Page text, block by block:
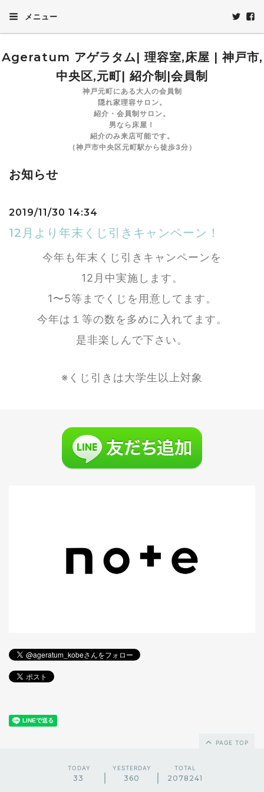
メニュー
Ageratum アゲラタム| 理容室,床屋 | 神戸市,
中央区,元町| 紹介制|会員制
神戸元町にある大人の会員制
隠れ家理容サロン。
紹介・会員制サロン。
男なら床屋！
紹介のみ来店可能です。
（神戸市中央区元町駅から徒歩3分）
お知らせ
2019/11/30 14:34
12月より年末くじ引きキャンペーン！
今年も年末くじ引きキャンペーンを
12月中実施します。
1〜5等までくじを用意してます。
今年は１等の数を多めに入れてます。
是非楽しんで下さい。
※くじ引きは大学生以上対象
PAGE TOP
TODAY
33
YESTERDAY
360
TOTAL
2078241